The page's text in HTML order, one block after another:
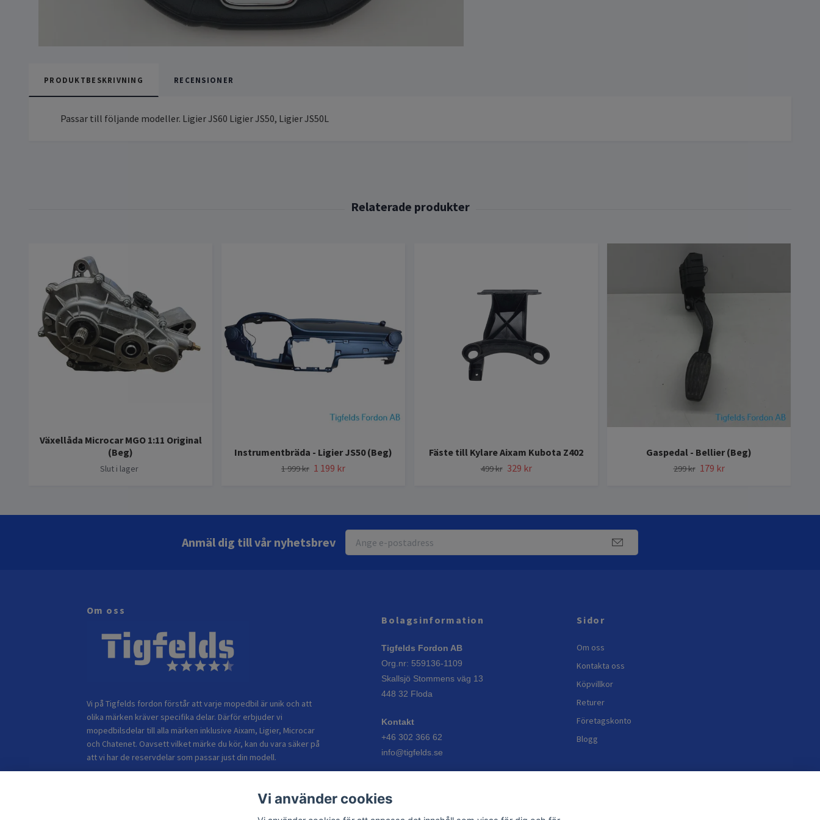
PRODUKTBESKRIVNING RECENSIONER
Passar till följande modeller. Ligier JS60 Ligier JS50, Ligier JS50L
Växellåda Microcar MGO 1:11 Original
(Beg)
Slut i lager
Instrumentbräda - Ligier JS50 (Beg)
1 999 kr 1 199 kr
Fäste till Kylare Aixam Kubota Z402
499 kr 329 kr
Gaspedal - Bellier (Beg)
299 kr 179 kr
Anmäl dig till vår nyhetsbrev
Om oss
Vi på Tigfelds fordon förstår att varje mopedbil är unik och att
olika märken kräver specifika delar. Därför erbjuder vi
mopedbilsdelar till alla märken inklusive Aixam, Ligier, Microcar
och Chatenet. Oavsett vilket märke du kör, kan du vara säker på
att vi har de reservdelar som passar just din modell.
Bolagsinformation
Tigfelds Fordon AB
Org.nr: 559136-1109
Skallsjö Stommens väg 13
448 32 Floda
Kontakt
+46 302 366 62
info@tigfelds.se
Vardagar: 08:00–17:00
Sidor
Om oss
Kontakta oss
Köpvillkor
Returer
Företagskonto
Blogg
Vi använder cookies